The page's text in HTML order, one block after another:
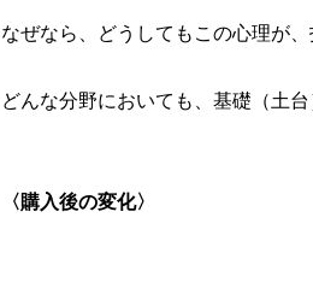
なぜなら、どうしてもこの心理が
どんな分野においても、基礎（土台
〈購入後の変化〉